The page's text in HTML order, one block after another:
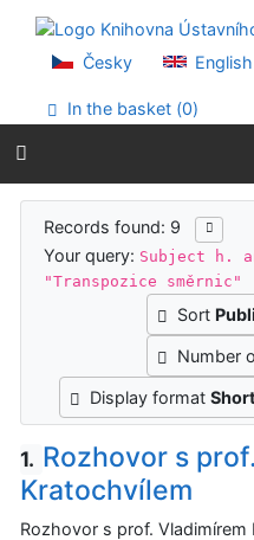
Go to menu
Accessibility declaration
Česky English
In the basket (0)
Search results
Records found: 9
Your query: Subject h.
"Transpozice směrnic"
Sort
Number
Display formatShort
1. Rozhovor s
Kratochvílem
Rozhovor s prof.